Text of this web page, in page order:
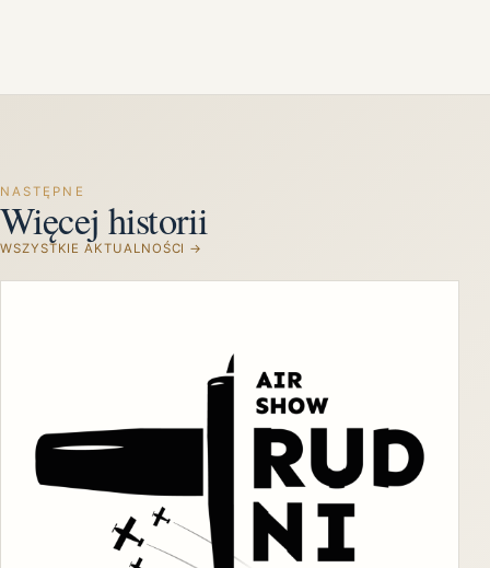
NASTĘPNE
Więcej historii
WSZYSTKIE AKTUALNOŚCI →